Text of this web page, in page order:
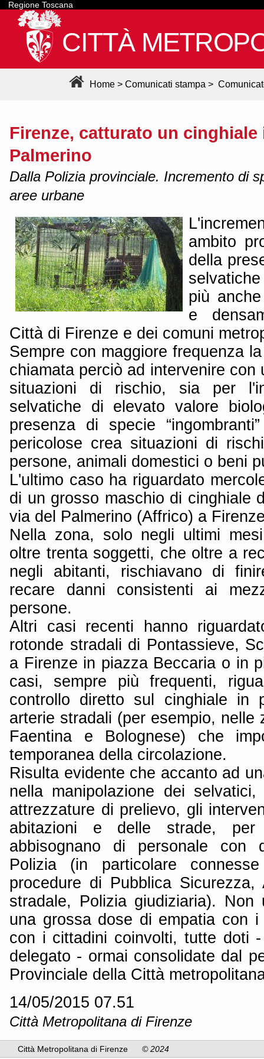
Regione Toscana
CITTÀ
Home > Comunicati stampa >
Firenze, catturato un cinghiale
Palmerino
Dalla Polizia provinciale. Incremento di
aree urbane
ambito
della
più
e
Città di Firenze e dei comuni
Sempre con maggiore frequenza
chiamata perciò ad intervenire con
situazioni di rischio, sia per
selvatiche di elevato valore
presenza di specie
pericolose crea situazioni di
persone, animali domestici o beni
L'ultimo caso ha riguardato
di un grosso maschio di cinghiale
via del Palmerino (Affrico) a
Nella zona, solo negli ultimi
oltre trenta soggetti, che oltre a
negli abitanti, rischiavano di
recare danni consistenti ai
persone.
Altri casi recenti hanno
rotonde stradali di Pontassieve,
a Firenze in piazza Beccaria o in
casi, sempre più frequenti,
controllo diretto sul cinghiale in
arterie stradali (per esempio, nelle
Faentina e Bolognese) che
temporanea della circolazione.
Risulta evidente che accanto ad
nella manipolazione dei
attrezzature di prelievo, gli
abitazioni e delle strade,
abbisognano di personale con
Polizia (in particolare
procedure di Pubblica
stradale, Polizia giudiziaria). Non
una grossa dose di empatia con
con i cittadini coinvolti, tutte doti
delegato - ormai consolidate dal
Provinciale della Città
14/05/2015 07.51
Città Metropolitana di Firenze
Città Metropolitana di Firenze © 2024